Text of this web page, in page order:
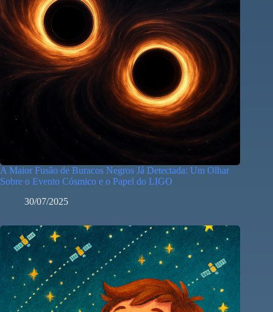
A Maior Fusão de Buracos Negros Já Detectada: Um Olhar
Sobre o Evento Cósmico e o Papel do LIGO
30/07/2025